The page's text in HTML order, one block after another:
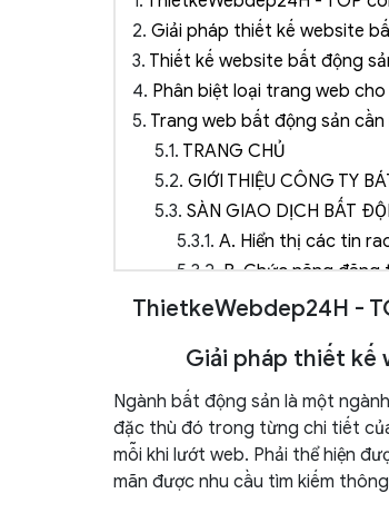
2. Giải pháp thiết kế website
3. Thiết kế website bất động
4. Phân biệt loại trang web
5. Trang web bất động sản cần
5.1. TRANG CHỦ
5.2. GIỚI THIỆU CÔNG TY
5.3. SÀN GIAO DỊCH BẤT
5.3.1. A. Hiển thị các tin
5.3.2.B. Chức năng đăng
5.4.DỰ ÁN BẤT ĐỘNG SẢN
TIN TỨC
7. THÀNH VIÊN
8.TƯ VẤN - HỎI ĐÁP
9. LIÊN HỆ
10.TÌM KIẾM NÂNG CAO
ThietkeWebdep24H -
Giải pháp thiết kế
Ngành bất động sản là một
đặc thù đó trong từng chi tiết
mỗi khi lướt web. Phải thể hiện
mãn được nhu cầu tìm kiếm